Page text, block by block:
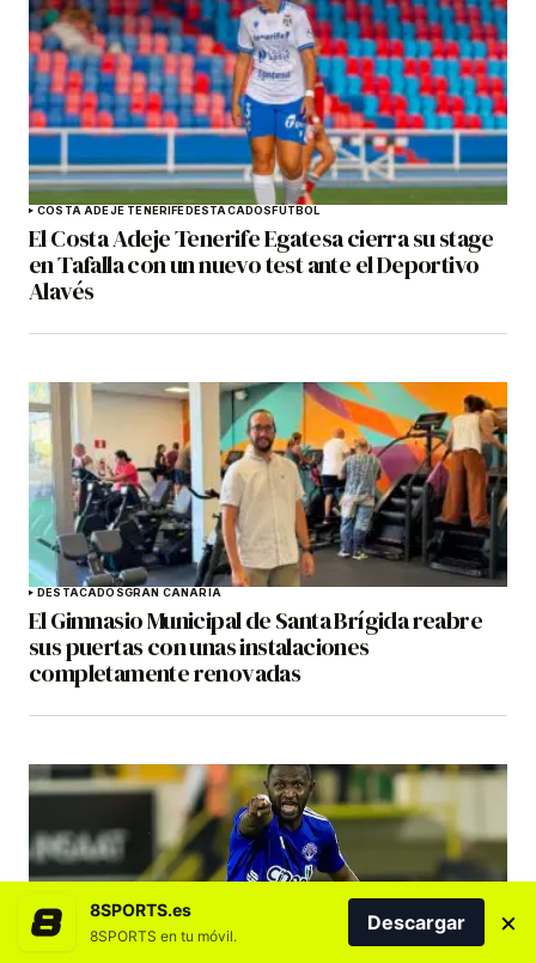
COSTA ADEJE TENERIFEDESTACADOSFÚTBOL
El Costa Adeje Tenerife Egatesa cierra su stage
en Tafalla con un nuevo test ante el Deportivo
Alavés
DESTACADOSGRAN CANARIA
El Gimnasio Municipal de Santa Brígida reabre
sus puertas con unas instalaciones
completamente renovadas
8SPORTS.es
8SPORTS en tu móvil.
Descargar ×